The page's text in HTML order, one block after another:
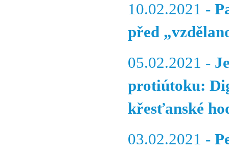
10.02.2021 -
před
05.02.2021 -
protiútoku:
křesťanské
03.02.2021 -